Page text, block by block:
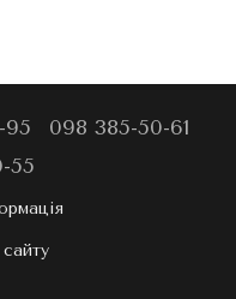
95
098 385-50-61
55